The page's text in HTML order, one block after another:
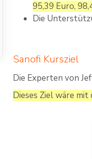
95,39 Euro,
Die
Sanofi Kursziel
Die Experten von
Dieses Ziel wäre